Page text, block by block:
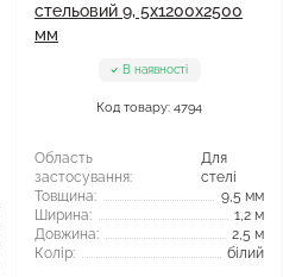
стельовий 9, 5x1200x2500
мм
В наявності
Код товару: 4794
Область
застосування:
Для
стелі
Товщина:
9,5 мм
Ширина:
1,2 м
Довжина:
2,5 м
Колір:
білий